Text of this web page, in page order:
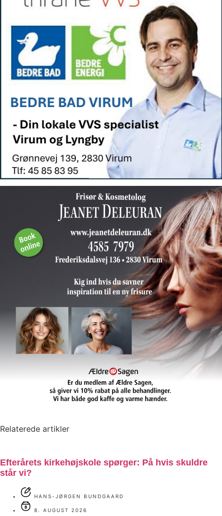
Relaterede artikler
Efterårets kirkehøjskole spørger: På hvis skuldre
står vi?
HANS-JØRGEN BUNDGAARD
8. AUGUST 2026